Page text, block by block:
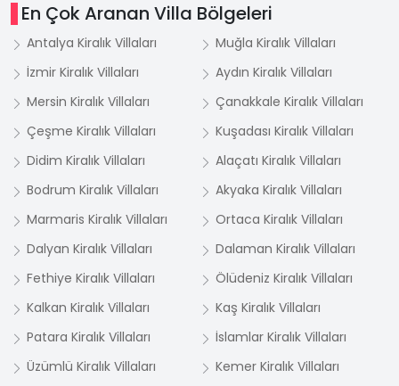
En Çok Aranan Villa Bölgeleri
Antalya Kiralık Villaları
Muğla Kiralık Villaları
İzmir Kiralık Villaları
Aydın Kiralık Villaları
Mersin Kiralık Villaları
Çanakkale Kiralık Villaları
Çeşme Kiralık Villaları
Kuşadası Kiralık Villaları
Didim Kiralık Villaları
Alaçatı Kiralık Villaları
Bodrum Kiralık Villaları
Akyaka Kiralık Villaları
Marmaris Kiralık Villaları
Ortaca Kiralık Villaları
Dalyan Kiralık Villaları
Dalaman Kiralık Villaları
Fethiye Kiralık Villaları
Ölüdeniz Kiralık Villaları
Kalkan Kiralık Villaları
Kaş Kiralık Villaları
Patara Kiralık Villaları
İslamlar Kiralık Villaları
Üzümlü Kiralık Villaları
Kemer Kiralık Villaları